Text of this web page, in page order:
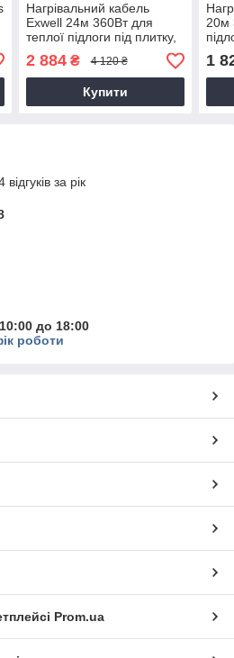
Нагрівальний кабель
Exwell 24м 360Вт для
теплої підлоги під плитку,
в стяжку, під ламінат
2 884₴ 4 120 ₴
Купити
20м
1
за рік
до 18:00
роботи
Prom.ua